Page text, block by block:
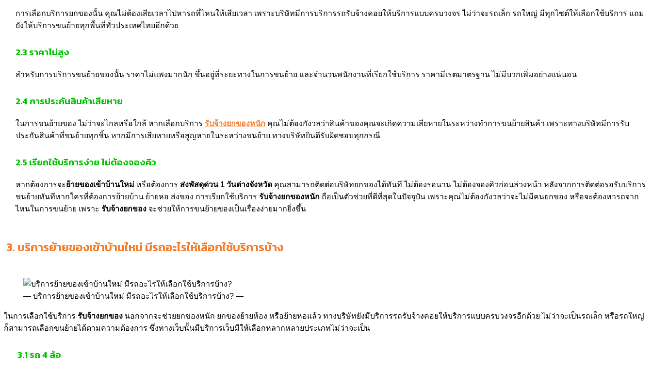
การเลือกบริการยกของนั้น คุณไม่ต้องเสียเวลาไปหารถที่ไหนให้เสียเวลา เพราะบริษัทมีการบริการรถรับจ้างคอยให้บริการแบบครบวงจร ไม่ว่าจะรถเล็ก รถใหญ่ มีทุกไซต์ให้เลือกใช้บริการ แถม
ยังให้บริการขนย้ายทุกพื้นที่ทั่วประเทศไทยอีกด้วย
2.3 ราคาไม่สูง
สำหรับการบริการขนย้ายของนั้น ราคาไม่แพงมากนัก ขึ้นอยู่ที่ระยะทางในการขนย้าย และจำนวนพนักงานที่เรียกใช้บริการ ราคามีเรตมาตรฐาน ไม่มีบวกเพิ่มอย่างแน่นอน
2.4 การประกันสินค้าเสียหาย
ในการขนย้ายของ ไม่ว่าจะไกลหรือใกล้ หากเลือกบริการ รับจ้างยกของหนัก คุณไม่ต้องกังวลว่าสินค้าของคุณจะเกิดความเสียหายในระหว่างทำการขนย้ายสินค้า เพราะทางบริษัทมีการรับ
ประกันสินค้าที่ขนย้ายทุกชิ้น หากมีการเสียหายหรือสูญหายในระหว่างขนย้าย ทางบริษัทยินดีรับผิดชอบทุกกรณี
2.5 เรียกใช้บริการง่าย ไม่ต้องจองคิว
หากต้องการจะย้ายของเข้าบ้านใหม่ หรือต้องการ ส่งพัสดุด่วน 1 วันต่างจังหวัด คุณสามารถติดต่อบริษัทยกของได้ทันที ไม่ต้องรอนาน ไม่ต้องจองคิวก่อนล่วงหน้า หลังจากการติดต่อรอรับบริการ
ขนย้ายทันทีหากใครที่ต้องการย้ายบ้าน ย้ายหอ ส่งของ การเรียกใช้บริการ รับจ้างยกของหนัก ถือเป็นตัวช่วยที่ดีที่สุดในปัจจุบัน เพราะคุณไม่ต้องกังวลว่าจะไม่มีคนยกของ หรือจะต้องหารถจาก
ไหนในการขนย้าย เพราะ รับจ้างยกของ จะช่วยให้การขนย้ายของเป็นเรื่องง่ายมากยิ่งขึ้น
3. บริการย้ายของเข้าบ้านใหม่ มีรถอะไรให้เลือกใช้บริการบ้าง
บริการย้ายของเข้าบ้านใหม่ มีรถอะไรให้เลือกใช้บริการบ้าง?
ในการเลือกใช้บริการ รับจ้างยกของ นอกจากจะช่วยยกของหนัก ยกของย้ายห้อง หรือย้ายหอแล้ว ทางบริษัทยังมีบริการรถรับจ้างคอยให้บริการแบบครบวงจรอีกด้วย ไม่ว่าจะเป็นรถเล็ก หรือรถใหญ่
ก็สามารถเลือกขนย้ายได้ตามความต้องการ ซึ่งทางเว็บนั้นมีบริการเว็บมีให้เลือกหลากหลายประเภทไม่ว่าจะเป็น
3.1 รถ 4 ล้อ